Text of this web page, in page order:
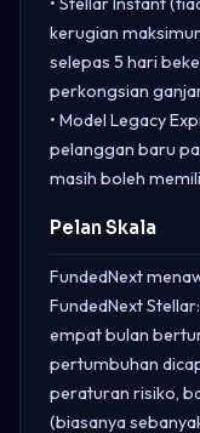
kerugian
selepas 5 hari
perkongsian
• Model Legacy
pelanggan baru
masih boleh
Pelan Skala
FundedNext
FundedNext
empat bulan
pertumbuhan
peraturan risiko,
(biasanya